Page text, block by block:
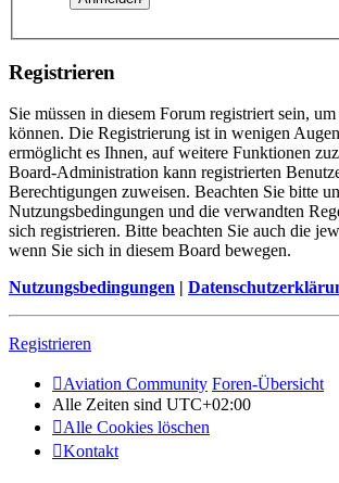
Registrieren
Sie müssen in diesem Forum registriert sein,
können. Die Registrierung ist in wenigen
ermöglicht es Ihnen, auf weitere Funktionen
Board-Administration kann registrierten
Berechtigungen zuweisen. Beachten Sie bitte
Nutzungsbedingungen und die verwandten
sich registrieren. Bitte beachten Sie auch die
wenn Sie sich in diesem Board bewegen.
Nutzungsbedingungen |
Registrieren
Aviation Community Foren-Übersicht
Alle Zeiten sind UTC+02:00
Alle Cookies löschen
Kontakt